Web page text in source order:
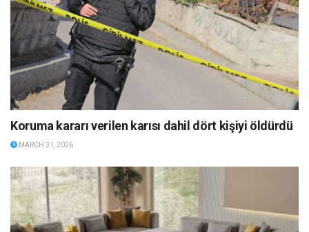
Koruma kararı verilen karısı dahil dört kişiyi öldürdü
MARCH 31, 2026